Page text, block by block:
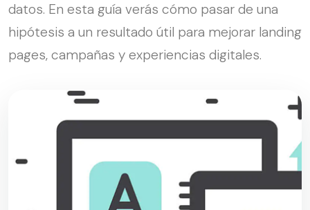
datos. En esta guía verás cómo pasar de una
hipótesis a un resultado útil para mejorar landing
pages, campañas y experiencias digitales.